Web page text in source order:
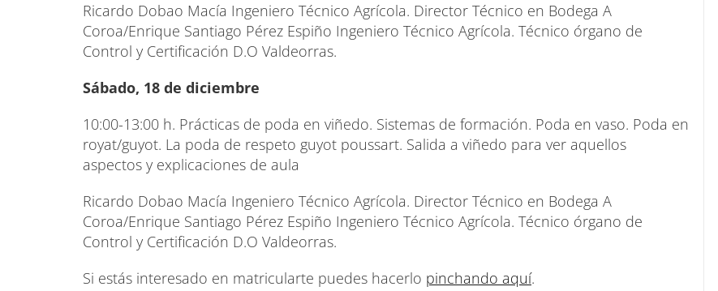
Ricardo Dobao Macía Ingeniero Técnico Agrícola. Director Técnico en Bodega A
Coroa/Enrique Santiago Pérez Espiño Ingeniero Técnico Agrícola. Técnico órgano de
Control y Certificación D.O Valdeorras.
Sábado, 18 de diciembre
10:00-13:00 h. Prácticas de poda en viñedo. Sistemas de formación. Poda en vaso. Poda en
royat/guyot. La poda de respeto guyot poussart. Salida a viñedo para ver aquellos
aspectos y explicaciones de aula
Ricardo Dobao Macía Ingeniero Técnico Agrícola. Director Técnico en Bodega A
Coroa/Enrique Santiago Pérez Espiño Ingeniero Técnico Agrícola. Técnico órgano de
Control y Certificación D.O Valdeorras.
Si estás interesado en matricularte puedes hacerlo pinchando aquí.